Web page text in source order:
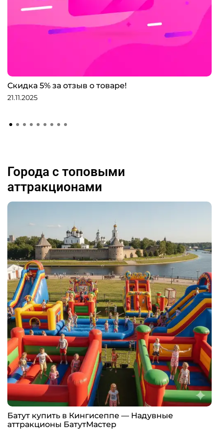
Скидка 5% за отзыв о товаре!
21.11.2025
Города с топовыми
аттракционами
Батут купить в Кингисеппе — Надувные
аттракционы БатутМастер